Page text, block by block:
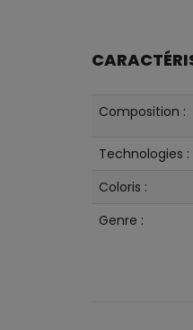
Composition :
Technologies :
Coloris :
Genre :